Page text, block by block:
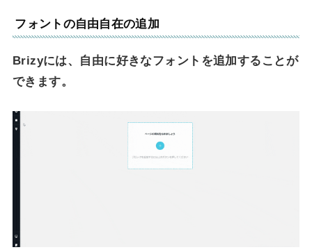
フォントの自由自在の追加
Brizyには、自由に好きなフォントを追加することが
できます。